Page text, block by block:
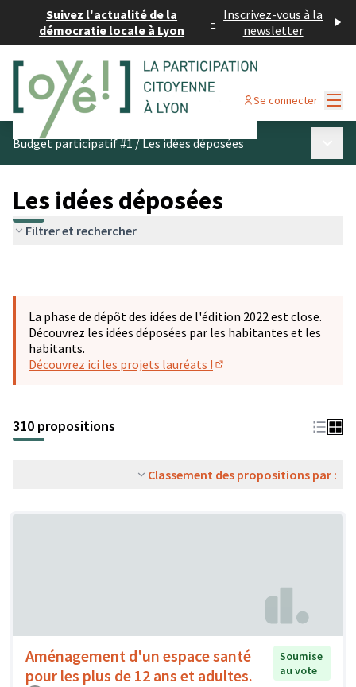
Suivez l'actualité de la
démocratie locale à Lyon
- Inscrivez-vous à la
newsletter
Se connecter
Budget participatif #1/Les idées déposées
Les idées déposées
Filtrer et rechercher
La phase de dépôt des idées de l'édition 2022 est close.
Découvrez les idées déposées par les habitantes et les
habitants.
Découvrez ici les projets lauréats !
310 propositions
Classement des propositions par :
Aménagement d'un espace santé
pour les plus de 12 ans et adultes.
Soumise
au vote